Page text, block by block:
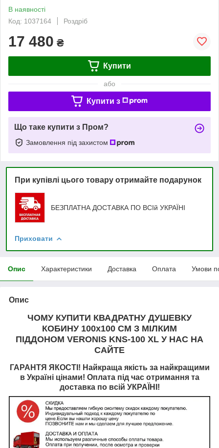
В наявності
Код: 1037164
Роздріб
17 480 ₴
Купити
або
Купити з
Що таке купити з Пром?
Замовлення під захистом
При купівлі цього товару отримайте подарунок
БЕЗПЛАТНА ДОСТАВКА ПО ВСІй УКРАЇНІ
Приховати
Опис Характеристики Доставка Оплата Умови
Опис
ЧОМУ КУПИТИ КВАДРАТНУ ДУШЕВКУ
КОБИНУ 100х100 СМ З МІЛКИМ
ПІДДОНОМ VERONIS KNS-100 XL У НАС НА
САЙТЕ
ГАРАНТЯ ЯКОСТІ! Найкраща якість за найкращими
в Україні цінами! Оплата під час отримання та
доставка по всій УКРАЇНІ!